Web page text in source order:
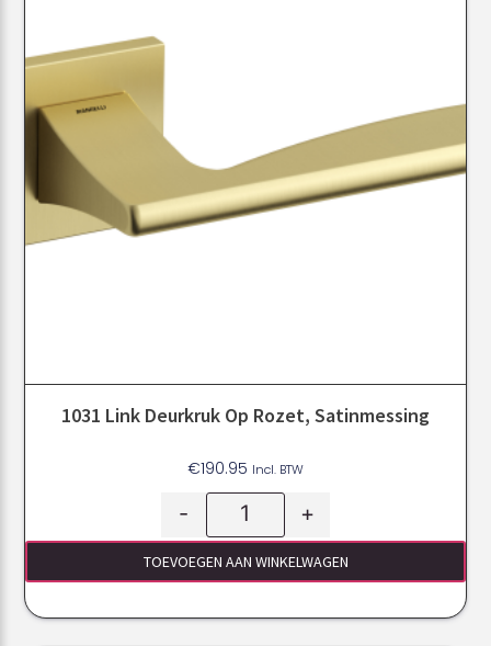
1031 Link Deurkruk Op Rozet, Satinmessing
€190.95 Incl. BTW
- +
TOEVOEGEN AAN WINKELWAGEN